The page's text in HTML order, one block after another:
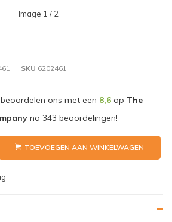
Image 1 / 2
SKU 6202461
ons met een 8,6op The
na 343 beoordelingen!
TOEVOEGEN AAN WINKELWAGEN
v.a. € 150,-(NL)